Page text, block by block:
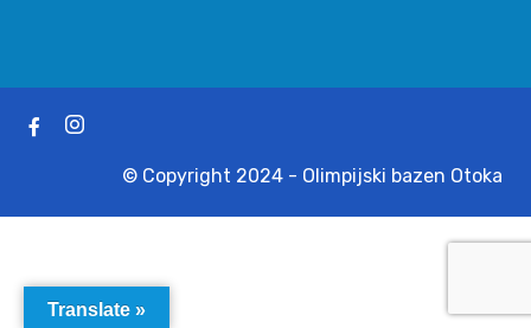
© Copyright 2024 - Olimpijski bazen Otoka
Translate »